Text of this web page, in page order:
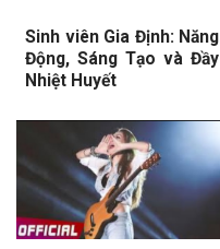
Sinh viên Gia Định: Năng
Động, Sáng Tạo và Đầy
Nhiệt Huyết